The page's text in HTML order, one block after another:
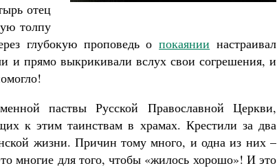
отец
толпу
глубокую проповедь опокаянии настраивал
и прямо выкрикивали вслух свои согрешения, и
паствы Русской Православной Церкви,
к этим таинствам в храмах. Крестили за два
жизни. Причин тому много, и одна из них –
многие для того, чтобы «жилось хорошо»! И это